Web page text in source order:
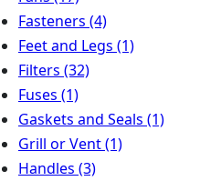
Fasteners (4)
Feet and Legs (1)
Filters (32)
Fuses (1)
Gaskets and Seals (1)
Grill or Vent(1)
Handles (3)